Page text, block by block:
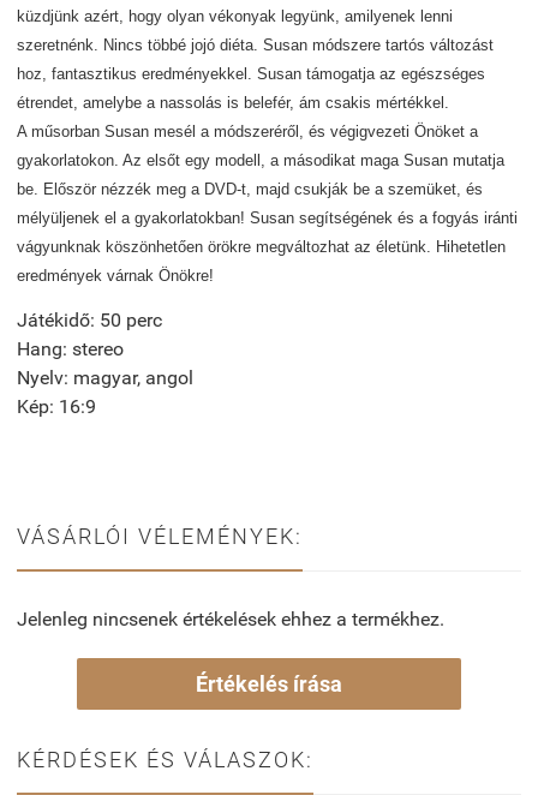
küzdjünk azért, hogy olyan vékonyak legyünk, amilyenek lenni
szeretnénk. Nincs többé jojó diéta. Susan módszere tartós változást
hoz, fantasztikus eredményekkel. Susan támogatja az egészséges
étrendet, amelybe a nassolás is belefér, ám csakis mértékkel.
A műsorban Susan mesél a módszeréről, és végigvezeti Önöket a
gyakorlatokon. Az elsőt egy modell, a másodikat maga Susan mutatja
be. Először nézzék meg a DVD-t, majd csukják be a szemüket, és
mélyüljenek el a gyakorlatokban! Susan segítségének és a fogyás iránti
vágyunknak köszönhetően örökre megváltozhat az életünk. Hihetetlen
eredmények várnak Önökre!
Játékidő: 50 perc
Hang: stereo
Nyelv: magyar, angol
Kép: 16:9
VÁSÁRLÓI VÉLEMÉNYEK:
Jelenleg nincsenek értékelések ehhez a termékhez.
Értékelés írása
KÉRDÉSEK ÉS VÁLASZOK: